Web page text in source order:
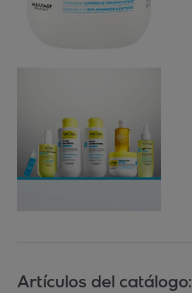
Artículos del catálogo: